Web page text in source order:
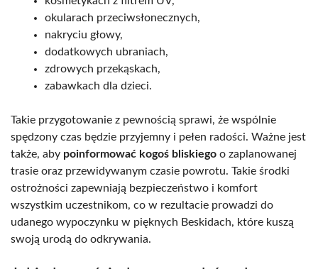
okularach przeciwsłonecznych,
nakryciu głowy,
dodatkowych ubraniach,
zdrowych przekąskach,
zabawkach dla dzieci.
Takie przygotowanie z pewnością sprawi, że wspólnie
spędzony czas będzie przyjemny i pełen radości. Ważne jest
także, aby poinformować kogoś bliskiego o zaplanowanej
trasie oraz przewidywanym czasie powrotu. Takie środki
ostrożności zapewniają bezpieczeństwo i komfort
wszystkim uczestnikom, co w rezultacie prowadzi do
udanego wypoczynku w pięknych Beskidach, które kuszą
swoją urodą do odkrywania.